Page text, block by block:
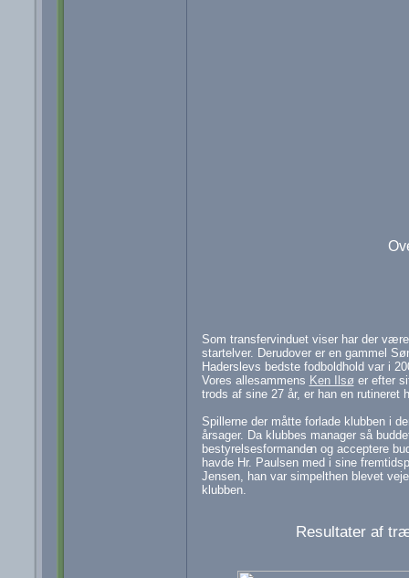
Som transfervinduet viser har der
startelver. Derudover er en gammel
Haderslevs bedste fodboldhold var i
Vores allesammens Ken Ilsø er efter
trods af sine 27 år, er han en rutineret
Spillerne der måtte forlade klubben i
årsager. Da klubbes manager så
bestyrelsesformanden og acceptere
havde Hr. Paulsen med i sine
Jensen, han var simpelthen blevet
klubben.
Resultater af